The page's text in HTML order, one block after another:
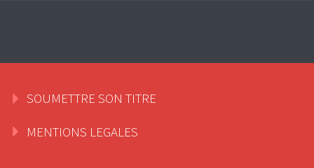
SOUMETTRE SON TITRE
MENTIONS LEGALES